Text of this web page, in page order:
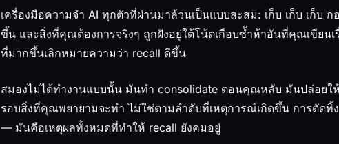
เครื่องมือความจำ AI ทุกตัวที่ผ่านมาล้วนเป็นแบบสะสม: เก็บ เก็บ เก็
ขึ้น และสิ่งที่คุณต้องการจริงๆ ถูกฝังอยู่ใต้โน้ตเกือบซ้ำห้าอันที่คุณเขียนเ
ที่มากขึ้นเลิกหมายความว่า recall ดีขึ้น
สมองไม่ได้ทำงานแบบนั้น มันทำ consolidate ตอนคุณหลับ มันปล่อยให้
รอบสิ่งที่คุณพยายามจะทำ ไม่ใช่ตามลำดับที่เหตุการณ์เกิดขึ้น การตัด
— มันคือเหตุผลทั้งหมดที่ทำให้ recall ยังคมอยู่